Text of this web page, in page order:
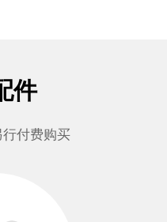
件
付费购买